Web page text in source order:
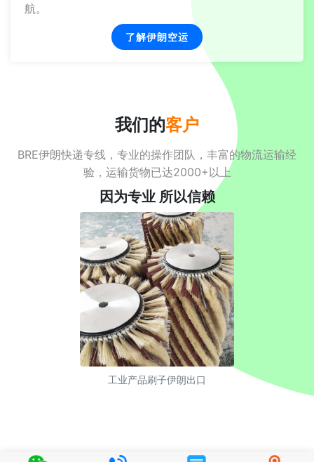
航。
了解伊朗空运
我们的客户
BRE伊朗快递专线，专业的操作团队，丰富的物流运输经
验，运输货物已达2000+以上
因为专业 所以信赖
工业产品刷子伊朗出口